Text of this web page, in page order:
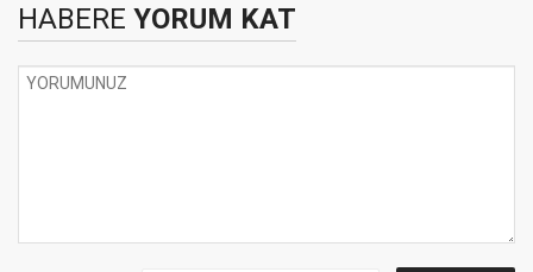
HABERE YORUM KAT